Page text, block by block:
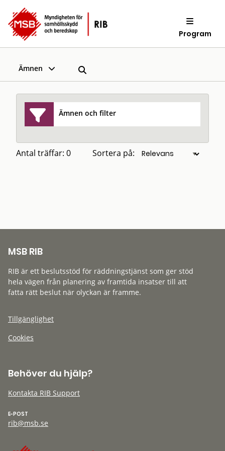
Program
Ämnen
Ämnen och filter
Antal träffar: 0 Sortera på:
MSB RIB
RIB är ett beslutsstöd för räddningstjänst som ger stöd
hela vägen från planering av framtida insatser till att
fatta rätt beslut när olyckan är framme.
Tillgänglighet
Cookies
Behöver du hjälp?
Kontakta RIB Support
E-POST
rib@msb.se